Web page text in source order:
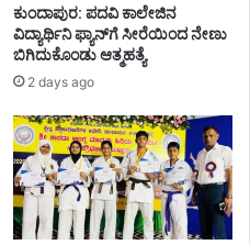
ಕುಂದಾಪುರ: ಪದವಿ ಕಾಲೇಜಿನ
ವಿದ್ಯಾರ್ಥಿನಿ ಫ್ಯಾನ್‌ಗೆ ಸೀರೆಯಿಂದ ನೇಣು
ಬಿಗಿದುಕೊಂಡು ಆತ್ಮಹತ್ಯೆ
2 days ago